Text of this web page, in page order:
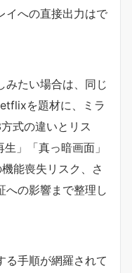
イへの直接出力はで
みたい場合は、同じ
を題材に、ミラ
式の違いとリス
」「真っ暗画面」
能喪失リスク、さ
への影響まで整理し
る手順が網羅されて